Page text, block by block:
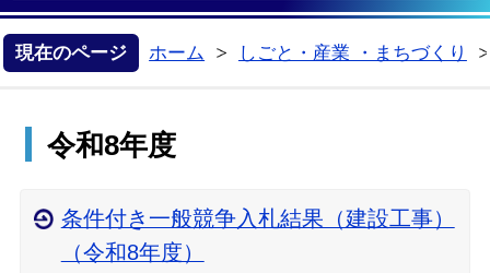
現在のページ ホーム
しごと・産業 ・まちづくり
令和8年度
条件付き一般競争入札結果（建設工事）
（令和8年度）